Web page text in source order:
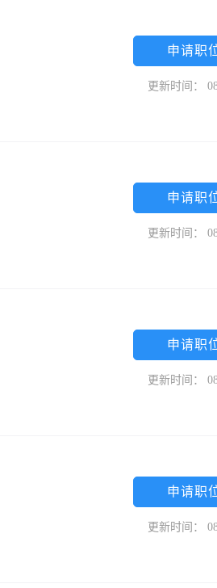
申请职
更新时间：
申请职
更新时间：
申请职
更新时间：
申请职
更新时间：